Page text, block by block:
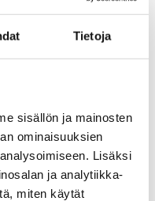
Tietoja
sisällön ja mainosten
ominaisuuksien
Lisäksi
ja analytiikka-
miten käytät
näköispatsas lukee
12 kirjaston